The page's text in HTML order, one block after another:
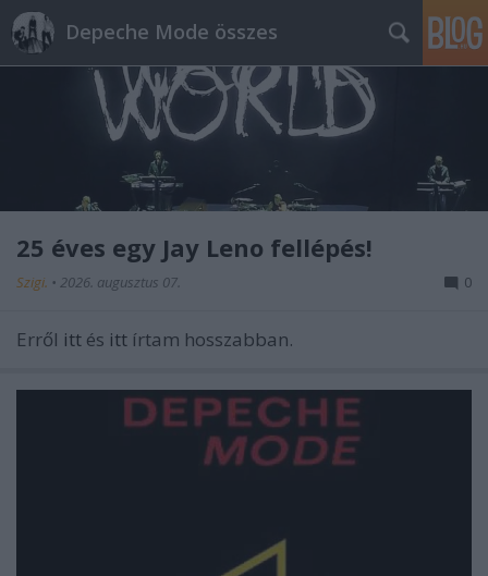
Depeche Mode összes
25 éves egy Jay Leno fellépés!
Szigi. • 2026. augusztus 07. 0
Erről itt és itt írtam hosszabban.